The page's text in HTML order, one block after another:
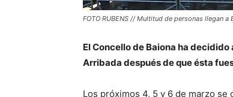
FOTO RUBENS // Multitud de personas llegan a
El Concello de Baiona ha
Arribada después de que ésta
Los próximos 4, 5 y 6 de marzo se